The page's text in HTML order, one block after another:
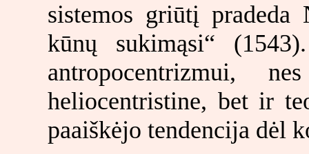
sistemos griūtį pradeda
kūnų sukimąsi“
antropocentrizmui,
heliocentristine, bet ir
paaiškėjo tendencija dėl